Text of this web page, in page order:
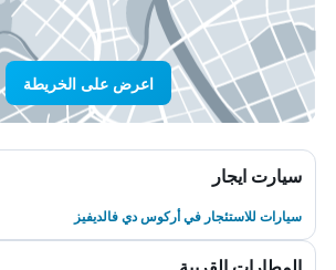
اعرض على الخريطة
سيارت ايجار
سيارات للاستئجار في أركوس دي فالديفيز